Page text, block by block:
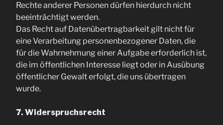
Rechte anderer Personen dürfen hierdurch nicht
beeinträchtigt werden.
Das Recht auf Datenübertragbarkeit gilt nicht für
eine Verarbeitung personenbezogener Daten, die
für die Wahrnehmung einer Aufgabe erforderlich ist,
die im öffentlichen Interesse liegt oder in Ausübung
öffentlicher Gewalt erfolgt, die uns übertragen
wurde.
7. Widerspruchsrecht